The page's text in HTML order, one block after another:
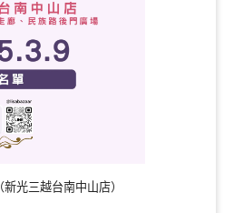
光三越台南中山店）